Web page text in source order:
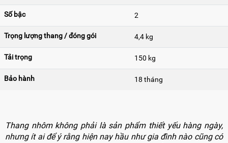
Số bậc 2
Trọng lượng thang / đóng gói 4,4 kg
Tải trọng 150 kg
Bảo hành 18 tháng
Thang nhôm không phải là sản phẩm thiết yếu hàng ngày,
nhưng ít ai để ý rằng hiện nay hầu như gia đình nào cũng có